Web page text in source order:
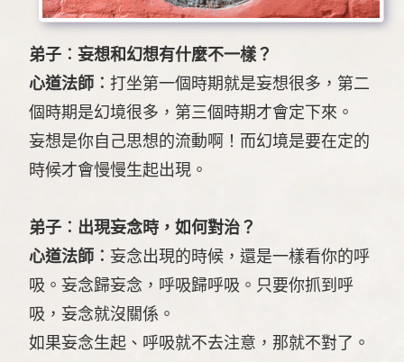
弟子︰妄想和幻想有什麼不一樣？
心道法師︰ 打坐第一個時期就是妄想很多，第二
個時期是幻境很多，第三個時期才會定下來。
妄想是你自己思想的流動啊！而幻境是要在定的
時候才會慢慢生起出現。
弟子︰出現妄念時，如何對治？
心道法師︰ 妄念出現的時候，還是一樣看你的呼
吸。妄念歸妄念，呼吸歸呼吸。只要你抓到呼
吸，妄念就沒關係。
如果妄念生起、呼吸就不去注意，那就不對了。